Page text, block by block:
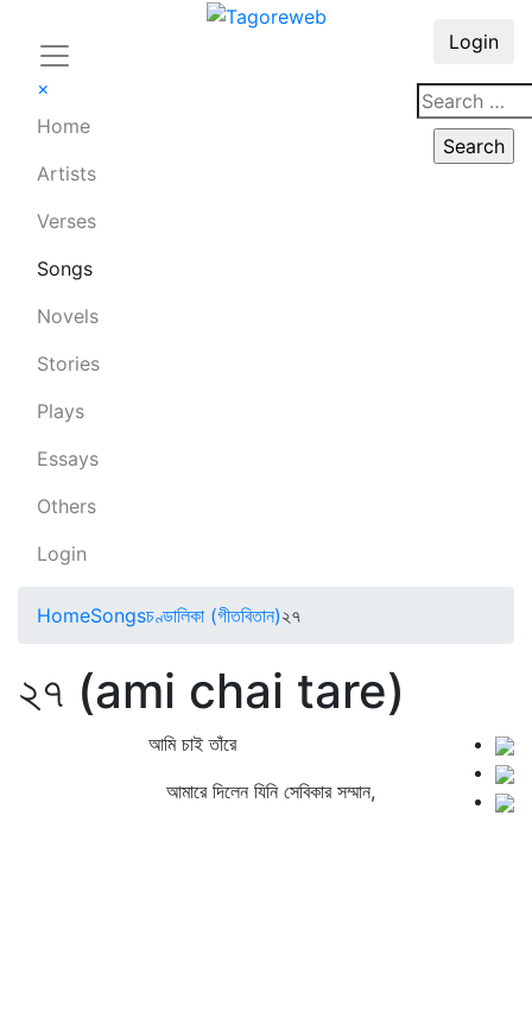
×
Home
Artists
Verses
Songs
Novels
Stories
Plays
Essays
Others
Login
Login
HomeSongsচণ্ডালিকা (গীতবিতান)২৭
২৭ (ami chai tare)
আমি চাই তাঁরে
আমারে দিলেন যিনি সেবিকার সম্মান,